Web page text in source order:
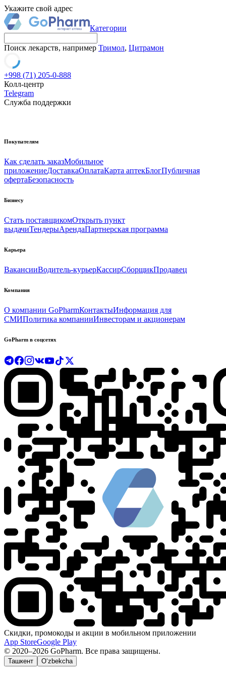
Укажите свой адрес
Категории
Поиск лекарств, например Тримол, Цитрамон
+998 (71) 205-0-888
Колл-центр
Telegram
Служба поддержки
Покупателям
Как сделать заказМобильное
приложениеДоставкаОплатаКарта аптекБлогПубличная
офертаБезопасность
Бизнесу
Стать поставщикомОткрыть пункт
выдачиТендерыАрендаПартнерская программа
Карьера
ВакансииВодитель-курьерКассирСборщикПродавец
Компания
О компании GoPharmКонтактыИнформация для
СМИПолитика компанииИнвесторам и акционерам
GoPharm в соцсетях
Скидки, промокоды и акции в мобильном приложении
App StoreGoogle Play
© 2020–2026 GoPharm. Все права защищены.
Ташкент O‘zbekcha